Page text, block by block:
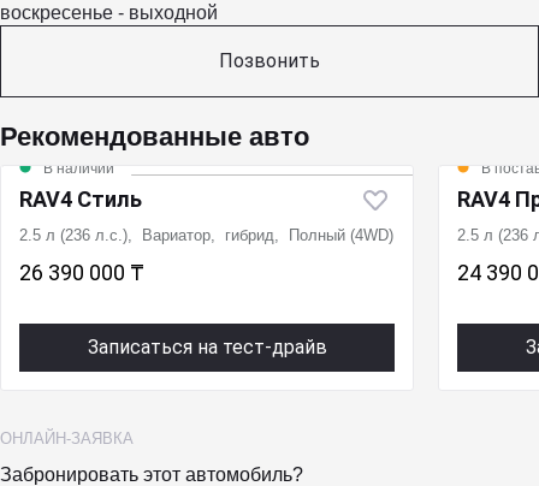
воскресенье - выходной
Позвонить
Рекомендованные авто
В наличии
RAV4 Стиль
2.5 л (236 л.с.), Вариатор, гибрид, Полный (4WD)
26 390 000 ₸
Записаться на тест-драйв
В
RAV4
2.5 л (236
24 390
ОНЛАЙН-ЗАЯВКА
Забронировать этот автомобиль?